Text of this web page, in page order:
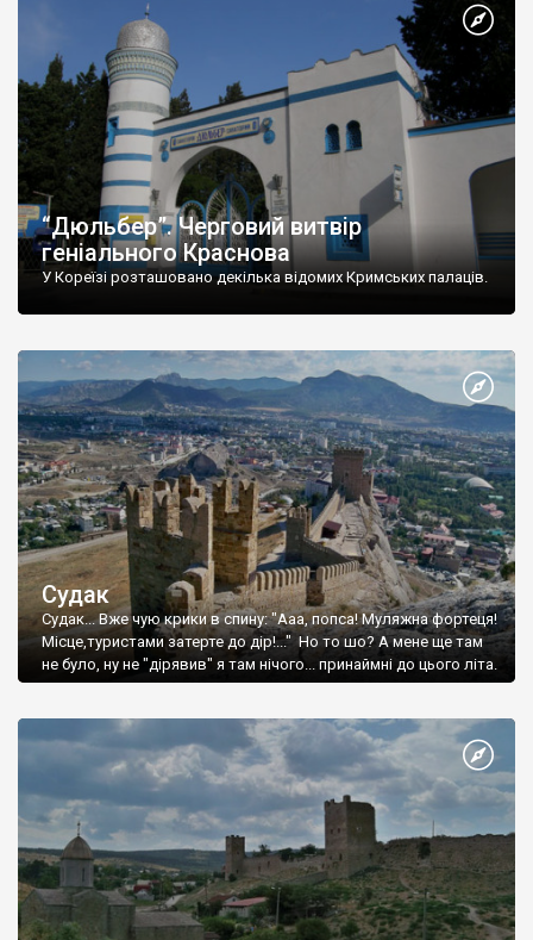
“Дюльбер”. Черговий витвір
геніального Краснова
У Кореїзі розташовано декілька відомих Кримських палаців.
Судак
Судак... Вже чую крики в спину: "Ааа, попса! Муляжна фортеця!
Місце,туристами затерте до дір!..." Но то шо? А мене ще там
не було, ну не "дірявив" я там нічого... принаймні до цього літа.